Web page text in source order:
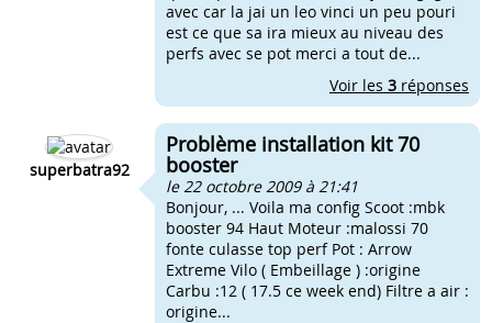
avec car la jai un leo vinci un peu pouri
est ce que sa ira mieux au niveau des
perfs avec se pot merci a tout de...
Voir les 3 réponses
superbatra92
Problème installation kit 70
booster
le 22 octobre 2009 à 21:41
Bonjour, ... Voila ma config Scoot :mbk
booster 94 Haut Moteur :malossi 70
fonte culasse top perf Pot : Arrow
Extreme Vilo ( Embeillage ) :origine
Carbu :12 ( 17.5 ce week end) Filtre a air :
origine...